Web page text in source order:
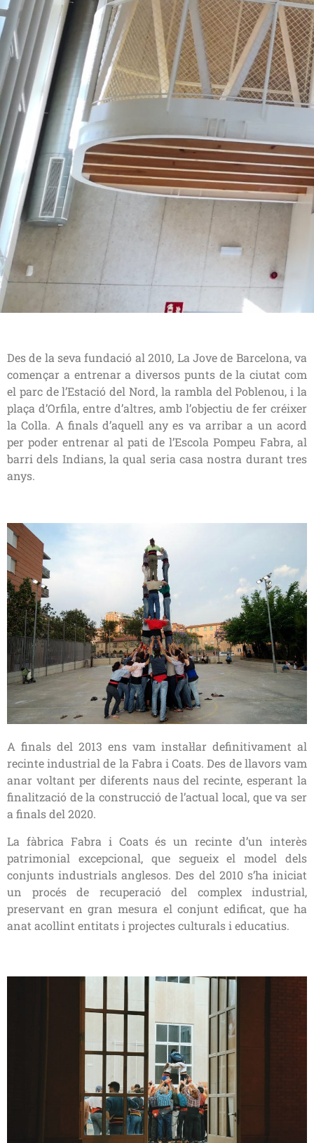
Des de la seva fundació al 2010, La Jove de Barcelona, va
començar a entrenar a diversos punts de la ciutat com
el parc de l’Estació del Nord, la rambla del Poblenou, i la
plaça d’Orfila, entre d’altres, amb l’objectiu de fer créixer
la Colla. A finals d’aquell any es va arribar a un acord
per poder entrenar al pati de l’Escola Pompeu Fabra, al
barri dels Indians, la qual seria casa nostra durant tres
anys.
A finals del 2013 ens vam instal·lar definitivament al
recinte industrial de la Fabra i Coats. Des de llavors vam
anar voltant per diferents naus del recinte, esperant la
finalització de la construcció de l’actual local, que va ser
a finals del 2020.
La fàbrica Fabra i Coats és un recinte d’un interès
patrimonial excepcional, que segueix el model dels
conjunts industrials anglesos. Des del 2010 s’ha iniciat
un procés de recuperació del complex industrial,
preservant en gran mesura el conjunt edificat, que ha
anat acollint entitats i projectes culturals i educatius.